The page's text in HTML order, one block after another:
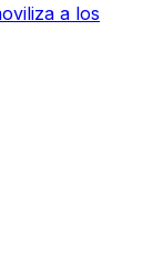
a los